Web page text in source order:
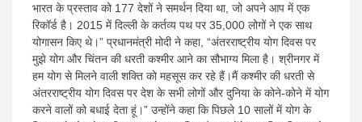
भारत के प्रस्ताव को 177 देशों ने समर्थन दिया था, जो अपने आप में एक
रिकॉर्ड है। 2015 में दिल्ली के कर्तव्य पथ पर 35,000 लोगों ने एक साथ
योगासन किए थे।” प्रधानमंत्री मोदी ने कहा, “अंतरराष्ट्रीय योग दिवस पर
मुझे योग और चिंतन की धरती कश्मीर आने का सौभाग्य मिला है। श्रीनगर में
हम योग से मिलने वाली शक्ति को महसूस कर रहे हैं।मैं कश्मीर की धरती से
अंतरराष्ट्रीय योग दिवस पर देश के सभी लोगों और दुनिया के कोने-कोने में योग
करने वालों को बधाई देता हूं।” उन्होंने कहा कि पिछले 10 सालों में योग के